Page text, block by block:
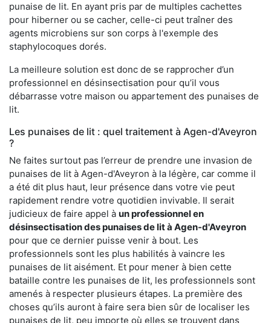
punaise de lit. En ayant pris par de multiples cachettes
pour hiberner ou se cacher, celle-ci peut traîner des
agents microbiens sur son corps à l'exemple des
staphylocoques dorés.
La meilleure solution est donc de se rapprocher d’un
professionnel en désinsectisation pour qu’il vous
débarrasse votre maison ou appartement des punaises de
lit.
Les punaises de lit : quel traitement à Agen-d'Aveyron
?
Ne faites surtout pas l’erreur de prendre une invasion de
punaises de lit à Agen-d'Aveyron à la légère, car comme il
a été dit plus haut, leur présence dans votre vie peut
rapidement rendre votre quotidien invivable. Il serait
judicieux de faire appel à un professionnel en
désinsectisation des punaises de lit à Agen-d'Aveyron
pour que ce dernier puisse venir à bout. Les
professionnels sont les plus habilités à vaincre les
punaises de lit aisément. Et pour mener à bien cette
bataille contre les punaises de lit, les professionnels sont
amenés à respecter plusieurs étapes. La première des
choses qu’ils auront à faire sera bien sûr de localiser les
punaises de lit, peu importe où elles se trouvent dans